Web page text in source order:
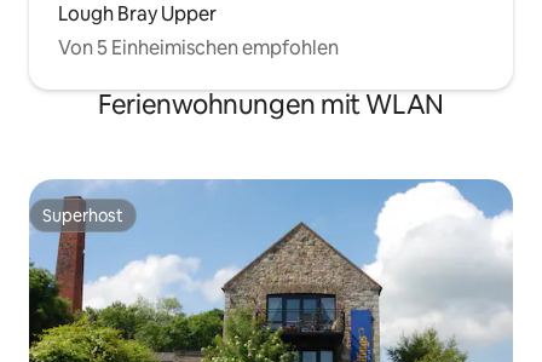
Lough Bray Upper
Von 5 Einheimischen empfohlen
Ferienwohnungen mit WLAN
Superhost
Superhost